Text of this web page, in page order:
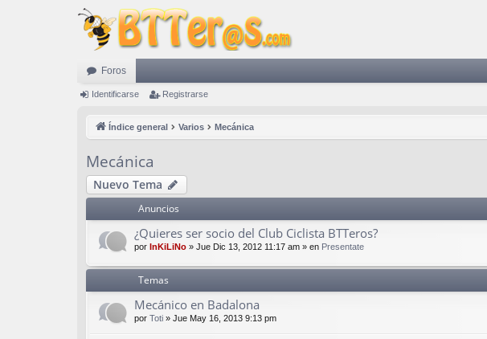
Foros
Identificarse Registrarse
Índice general Varios Mecánica
Mecánica
Nuevo Tema
Anuncios
¿Quieres ser socio del Club Ciclista BTTeros?
por InKiLiNo » Jue Dic 13, 2012 11:17 am » en Presentate
Temas
Mecánico en Badalona
por Toti » Jue May 16, 2013 9:13 pm